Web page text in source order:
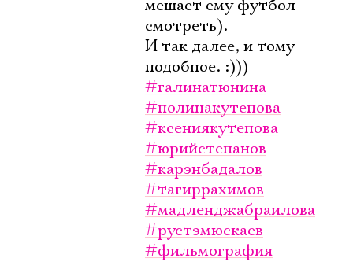
мешает ему футбол
смотреть).
И так далее, и тому
подобное. :)))
#галинатюнина
#полинакутепова
#ксениякутепова
#юрийстепанов
#карэнбадалов
#тагиррахимов
#мадленджабраилова
#рустэмюскаев
#фильмография